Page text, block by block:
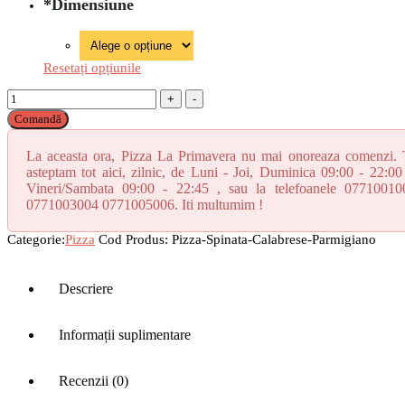
*Dimensiune
Resetați opțiunile
Pizza
Spinata
Calabrese
Parmigiano*
cantitate
Comandă
La aceasta ora, Pizza La Primavera nu mai onoreaza comenzi.
asteptam tot aici, zilnic, de Luni - Joi, Duminica 09:00 -
Vineri/Sambata 09:00 - 22:45 , sau la telefoanele
0771003004 0771005006. Iti multumim !
Categorie:Pizza Cod Produs: Pizza-Spinata-Calabrese-Parmigiano
Descriere
Informații suplimentare
Recenzii (0)